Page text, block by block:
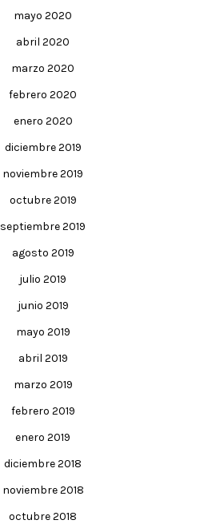
mayo 2020
abril 2020
marzo 2020
febrero 2020
enero 2020
diciembre 2019
noviembre 2019
octubre 2019
septiembre 2019
agosto 2019
julio 2019
junio 2019
mayo 2019
abril 2019
marzo 2019
febrero 2019
enero 2019
diciembre 2018
noviembre 2018
octubre 2018